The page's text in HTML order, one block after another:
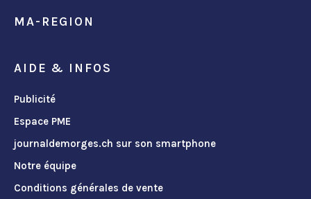
MA-REGION
AIDE & INFOS
Publicité
Espace PME
journaldemorges.ch sur son smartphone
Notre équipe
Conditions générales de vente